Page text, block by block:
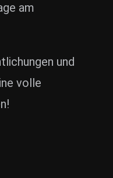
am
und
volle